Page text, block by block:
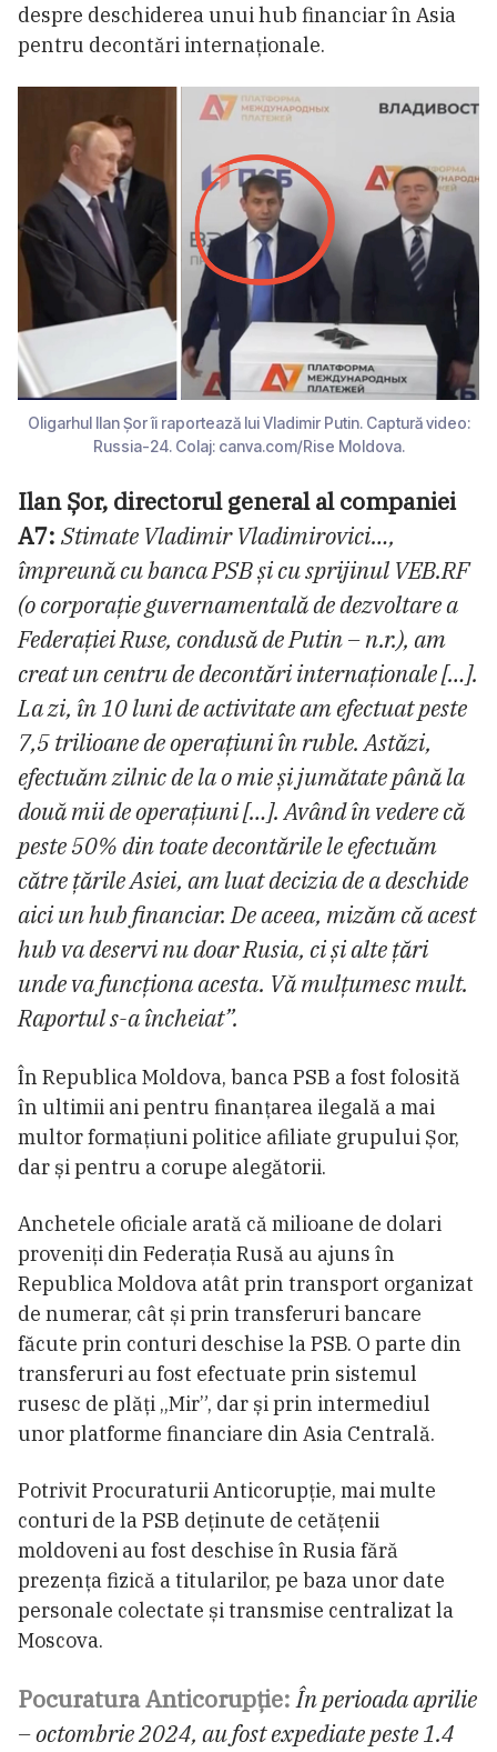
despre deschiderea unui hub financiar în Asia
pentru decontări internaționale.
Oligarhul Ilan Șor îi raportează lui Vladimir Putin. Captură video:
Russia-24. Colaj: canva.com/Rise Moldova.
Ilan Șor, directorul general al companiei
A7: Stimate Vladimir Vladimirovici…,
împreună cu banca PSB și cu sprijinul VEB.RF
(o corporație guvernamentală de dezvoltare a
Federației Ruse, condusă de Putin – n.r.), am
creat un centru de decontări internaționale […].
La zi, în 10 luni de activitate am efectuat peste
7,5 trilioane de operațiuni în ruble. Astăzi,
efectuăm zilnic de la o mie și jumătate până la
două mii de operațiuni […]. Având în vedere că
peste 50% din toate decontările le efectuăm
către țările Asiei, am luat decizia de a deschide
aici un hub financiar. De aceea, mizăm că acest
hub va deservi nu doar Rusia, ci și alte țări
unde va funcționa acesta. Vă mulțumesc mult.
Raportul s-a încheiat”.
În Republica Moldova, banca PSB a fost folosită
în ultimii ani pentru finanțarea ilegală a mai
multor formațiuni politice afiliate grupului Șor,
dar și pentru a corupe alegătorii.
Anchetele oficiale arată că milioane de dolari
proveniți din Federația Rusă au ajuns în
Republica Moldova atât prin transport organizat
de numerar, cât și prin transferuri bancare
făcute prin conturi deschise la PSB. O parte din
transferuri au fost efectuate prin sistemul
rusesc de plăți „Mir”, dar și prin intermediul
unor platforme financiare din Asia Centrală.
Potrivit Procuraturii Anticorupție, mai multe
conturi de la PSB deținute de cetățenii
moldoveni au fost deschise în Rusia fără
prezența fizică a titularilor, pe baza unor date
personale colectate și transmise centralizat la
Moscova.
Pocuratura Anticorupție: În perioada aprilie
– octombrie 2024, au fost expediate peste 1.4